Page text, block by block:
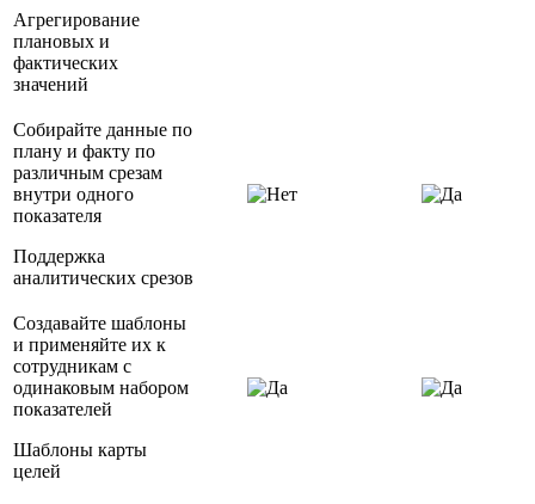
Агрегирование
плановых и
фактических
значений
Собирайте данные по
плану и факту по
различным срезам
внутри одного
показателя
Поддержка
аналитических срезов
Создавайте шаблоны
и применяйте их к
сотрудникам с
одинаковым набором
показателей
Шаблоны карты
целей